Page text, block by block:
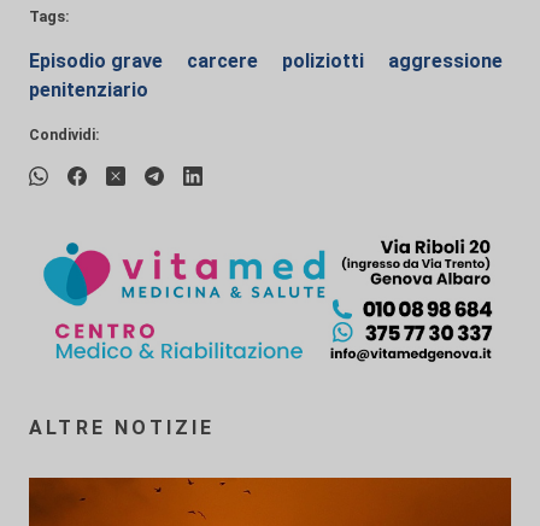
Tags:
Episodio grave carcere poliziotti
aggressione
penitenziario
Condividi:
ALTRE NOTIZIE